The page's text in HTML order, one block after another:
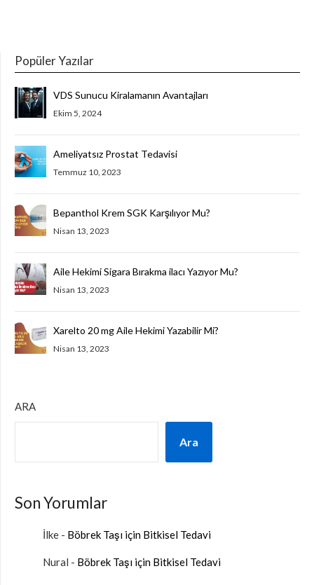
Popüler Yazılar
VDS Sunucu Kiralamanın Avantajları
Ekim 5, 2024
Ameliyatsız Prostat Tedavisi
Temmuz 10, 2023
Bepanthol Krem SGK Karşılıyor Mu?
Nisan 13, 2023
Aile Hekimi Sigara Bırakma ilacı Yazıyor Mu?
Nisan 13, 2023
Xarelto 20 mg Aile Hekimi Yazabilir Mi?
Nisan 13, 2023
ARA
Ara
Son Yorumlar
İlke - Böbrek Taşı için Bitkisel Tedavi
Nural - Böbrek Taşı için Bitkisel Tedavi